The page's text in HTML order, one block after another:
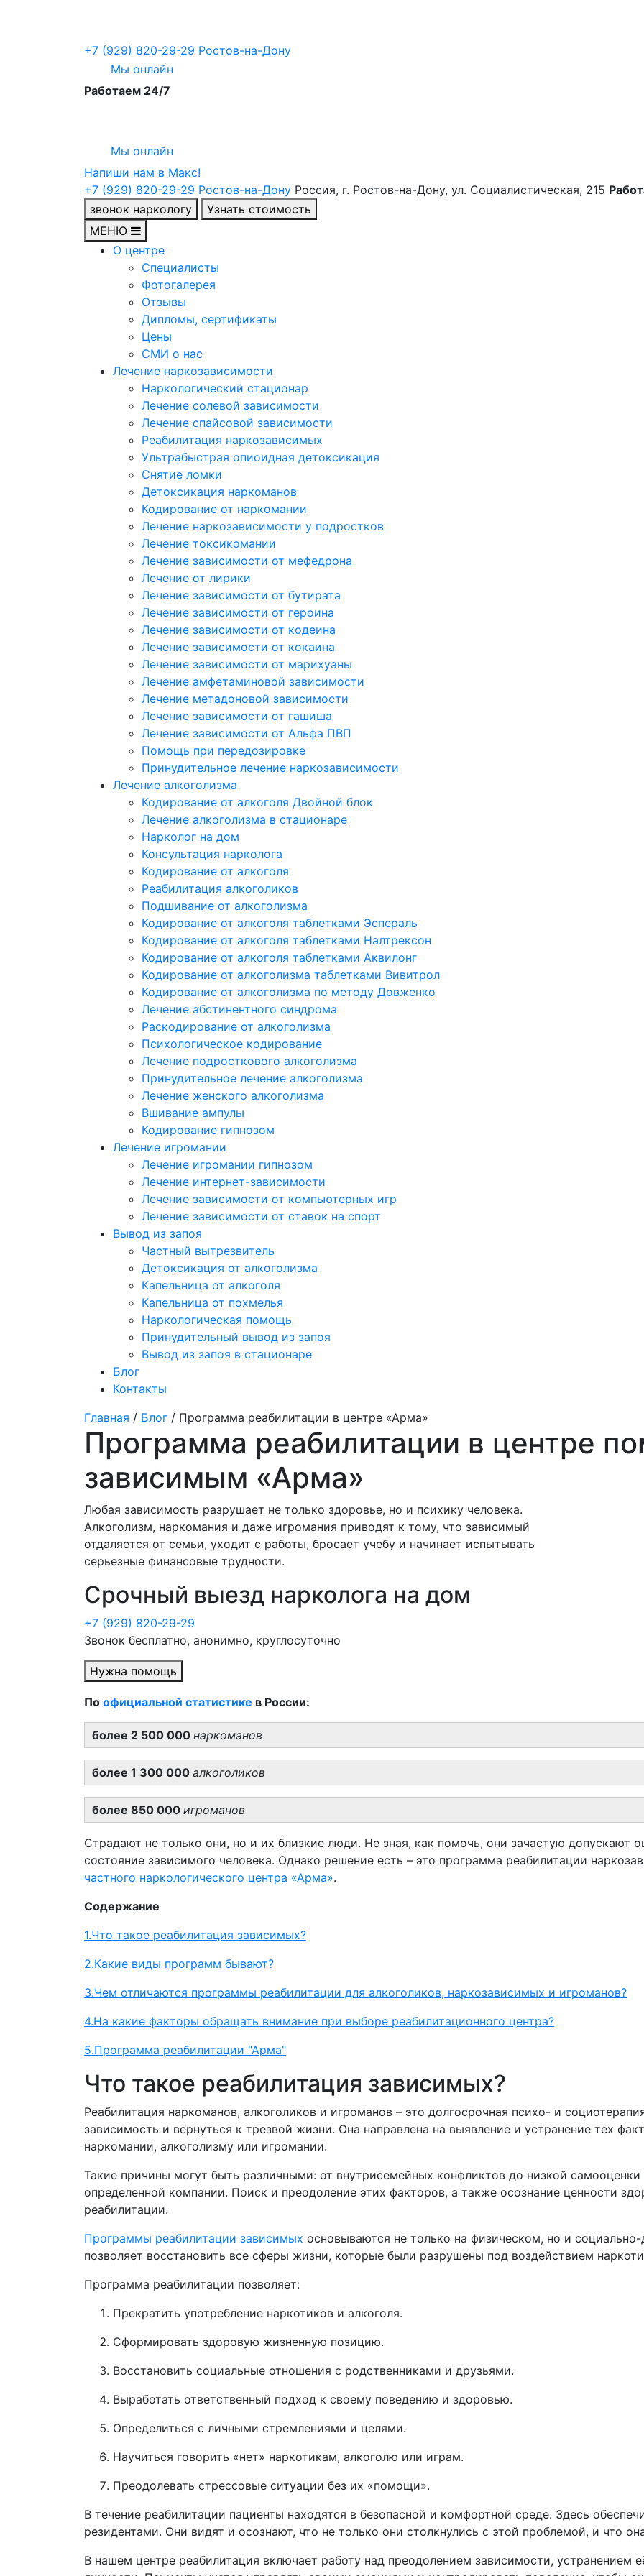
+7 (929) 820-29-29 Ростов-на-Дону
Мы онлайн
Работаем 24/7
Мы онлайн
Напиши нам в Maкс!
+7 (929) 820-29-29 Ростов-на-Дону Россия, г. Ростов-на-Дону, ул. Социалистическая, 215
звонок наркологу
Узнать стоимость
МЕНЮ
О центре
Специалисты
Фотогалерея
Отзывы
Дипломы, сертификаты
Цены
СМИ о нас
Лечение наркозависимости
Наркологический стационар
Лечение солевой зависимости
Лечение спайсовой зависимости
Реабилитация наркозависимых
Ультрабыстрая опиоидная детоксикация
Снятие ломки
Детоксикация наркоманов
Кодирование от наркомании
Лечение наркозависимости у подростков
Лечение токсикомании
Лечение зависимости от мефедрона
Лечение от лирики
Лечение зависимости от бутирата
Лечение зависимости от героина
Лечение зависимости от кодеина
Лечение зависимости от кокаина
Лечение зависимости от марихуаны
Лечение амфетаминовой зависимости
Лечение метадоновой зависимости
Лечение зависимости от гашиша
Лечение зависимости от Альфа ПВП
Помощь при передозировке
Принудительное лечение наркозависимости
Лечение алкоголизма
Кодирование от алкоголя Двойной блок
Лечение алкоголизма в стационаре
Нарколог на дом
Консультация нарколога
Кодирование от алкоголя
Реабилитация алкоголиков
Подшивание от алкоголизма
Кодирование от алкоголя таблетками Эспераль
Кодирование от алкоголя таблетками Налтрексон
Кодирование от алкоголя таблетками Аквилонг
Кодирование от алкоголизма таблетками Вивитрол
Кодирование от алкоголизма по методу Довженко
Лечение абстинентного синдрома
Раскодирование от алкоголизма
Психологическое кодирование
Лечение подросткового алкоголизма
Принудительное лечение алкоголизма
Лечение женского алкоголизма
Вшивание ампулы
Кодирование гипнозом
Лечение игромании
Лечение игромании гипнозом
Лечение интернет-зависимости
Лечение зависимости от компьютерных игр
Лечение зависимости от ставок на спорт
Вывод из запоя
Частный вытрезвитель
Детоксикация от алкоголизма
Капельница от алкоголя
Капельница от похмелья
Наркологическая помощь
Принудительный вывод из запоя
Вывод из запоя в стационаре
Блог
Контакты
Главная / Блог / Программа реабилитации в центре «Арма»
Программа реабилитации в центре
зависимым «Арма»
Любая зависимость разрушает не только здоровье, но и психику человека.
Алкоголизм, наркомания и даже игромания приводят к тому, что зависимый
отдаляется от семьи, уходит с работы, бросает учебу и начинает испытывать
серьезные финансовые трудности.
Срочный выезд нарколога на дом
+7 (929) 820-29-29
Звонок бесплатно, анонимно, круглосуточно
Нужна помощь
По официальной статистике в России:
более 2 500 000 наркоманов
более 1 300 000 алкоголиков
более 850 000 игроманов
Страдают не только они, но и их близкие люди. Не зная, как помочь, они зачастую допускают
состояние зависимого человека. Однако решение есть – это программа реабилитации
частного наркологического центра «Арма».
Содержание
1.Что такое реабилитация зависимых?
2.Какие виды программ бывают?
3.Чем отличаются программы реабилитации для алкоголиков, наркозависимых и игроманов?
4.На какие факторы обращать внимание при выборе реабилитационного центра?
5.Программа реабилитации "Арма"
Что такое реабилитация зависимых?
Реабилитация наркоманов, алкоголиков и игроманов – это долгосрочная психо- и
зависимость и вернуться к трезвой жизни. Она направлена на выявление и устранение тех
наркомании, алкоголизму или игромании.
Такие причины могут быть различными: от внутрисемейных конфликтов до низкой
определенной компании. Поиск и преодоление этих факторов, а также осознание ценности
реабилитации.
Программы реабилитации зависимых основываются не только на физическом, но и
позволяет восстановить все сферы жизни, которые были разрушены под воздействием
Программа реабилитации позволяет:
Прекратить употребление наркотиков и алкоголя.
Сформировать здоровую жизненную позицию.
Восстановить социальные отношения с родственниками и друзьями.
Выработать ответственный подход к своему поведению и здоровью.
Определиться с личными стремлениями и целями.
Научиться говорить «нет» наркотикам, алкоголю или играм.
Преодолевать стрессовые ситуации без их «помощи».
В течение реабилитации пациенты находятся в безопасной и комфортной среде. Здесь
резидентами. Они видят и осознают, что не только они столкнулись с этой проблемой, и что
В нашем центре реабилитация включает работу над преодолением зависимости, устранением